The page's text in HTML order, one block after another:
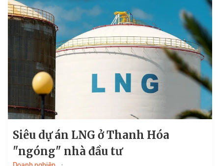
Siêu dự án LNG ở Thanh Hóa
"ngóng" nhà đầu tư